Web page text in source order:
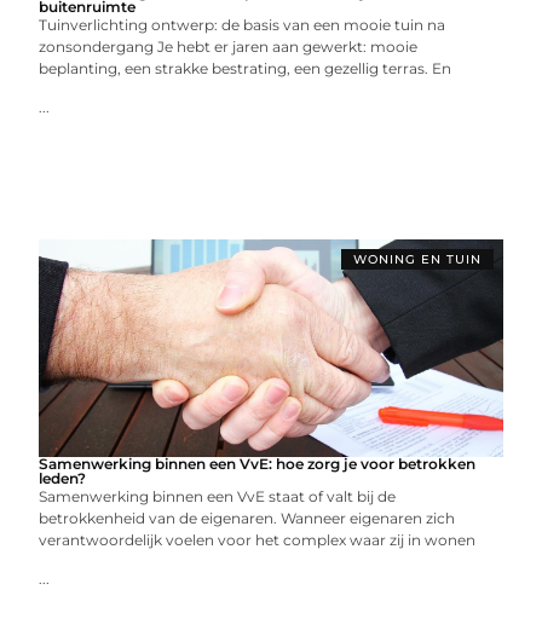
buitenruimte
Tuinverlichting ontwerp: de basis van een mooie tuin na
zonsondergang Je hebt er jaren aan gewerkt: mooie
beplanting, een strakke bestrating, een gezellig terras. En
...
WONING EN TUIN
Samenwerking binnen een VvE: hoe zorg je voor betrokken
leden?
Samenwerking binnen een VvE staat of valt bij de
betrokkenheid van de eigenaren. Wanneer eigenaren zich
verantwoordelijk voelen voor het complex waar zij in wonen
...